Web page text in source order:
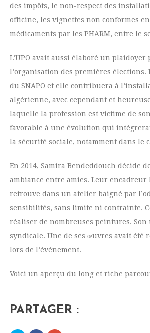
des impôts, le non-respect des
officine, les vignettes non conformes
médicaments par les PHARM, entre le
L’UPO avait aussi élaboré un
l’organisation des premières élections.
du SNAPO et elle contribuera à
algérienne, avec cependant et
laquelle la profession est victime de
favorable à une évolution qui
la sécurité sociale, notamment dans le
En 2014, Samira Bendeddouch décide
ambiance entre amies. Leur
retrouve dans un atelier baigné par
sensibilités, sans limite ni contrainte.
réaliser de nombreuses peintures.
syndicale. Une de ses œuvres avait été
lors de l’événement.
Voici un aperçu du long et riche
PARTAGER :